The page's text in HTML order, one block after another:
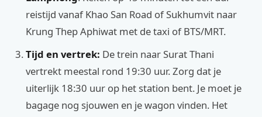
reistijd vanaf Khao San Road of Sukhumvit naar
Krung Thep Aphiwat met de taxi of BTS/MRT.
Tijd en vertrek: De trein naar Surat Thani
vertrekt meestal rond 19:30 uur. Zorg dat je
uiterlijk 18:30 uur op het station bent. Je moet je
bagage nog sjouwen en je wagon vinden. Het